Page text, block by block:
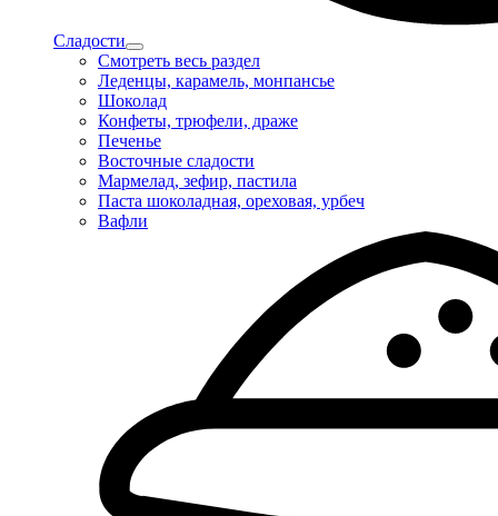
Сладости
Смотреть весь раздел
Леденцы, карамель, монпансье
Шоколад
Конфеты, трюфели, драже
Печенье
Восточные сладости
Мармелад, зефир, пастила
Паста шоколадная, ореховая, урбеч
Вафли